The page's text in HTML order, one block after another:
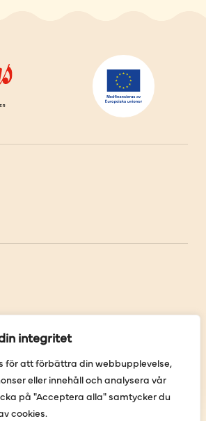
integritet
för att förbättra din webbupplevelse,
eller innehåll och analysera vår
på "Acceptera alla" samtycker du
cookies.